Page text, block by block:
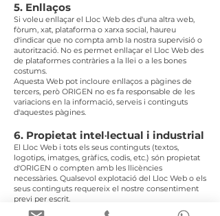
5. Enllaços
Si voleu enllaçar el Lloc Web des d'una altra web,
fòrum, xat, plataforma o xarxa social, haureu
d'indicar que no compta amb la nostra supervisió o
autorització. No es permet enllaçar el Lloc Web des
de plataformes contràries a la llei o a les bones
costums.
Aquesta Web pot incloure enllaços a pàgines de
tercers, però ORIGEN no es fa responsable de les
variacions en la informació, serveis i continguts
d'aquestes pàgines.
6. Propietat intel·lectual i industrial
El Lloc Web i tots els seus continguts (textos,
logotips, imatges, gràfics, codis, etc.) són propietat
d'ORIGEN o compten amb les llicències
necessàries. Qualsevol explotació del Lloc Web o els
seus continguts requereix el nostre consentiment
previ per escrit.
Queda prohibida l'eliminació de dades